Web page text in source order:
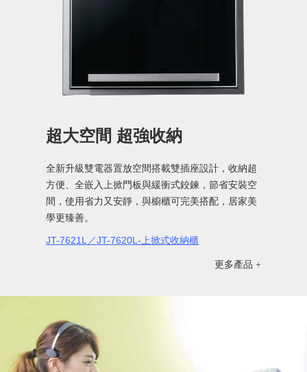
超大空間 超強收納
全新升級雙電器置放空間搭載雙插座設計，收納超
方便、全嵌入上掀門板與緩衝式鉸鍊，節省安裝空
間，使用省力又安靜，與櫥櫃可完美搭配，居家美
學更臻善。
JT-7621L／JT-7620L-上掀式收納櫃
更多產品 +